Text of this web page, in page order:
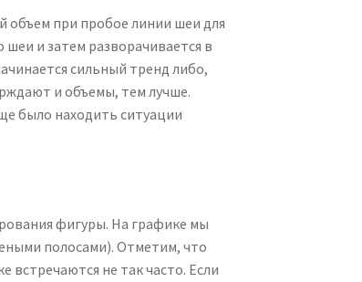
при пробое линии шеи для
и затем разворачивается в
сильный тренд либо,
и объемы, тем лучше.
было находить ситуации
фигуры. На графике мы
полосами). Отметим, что
не так часто. Если